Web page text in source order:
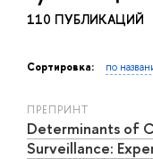
110 ПУБЛИКАЦИЙ
Сортировка: по
ПРЕПРИНТ
Determinants of
Surveillance: